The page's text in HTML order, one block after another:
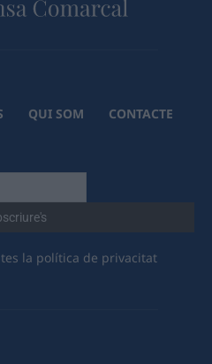
QUI SOM
CONTACTE
la política de privacitat